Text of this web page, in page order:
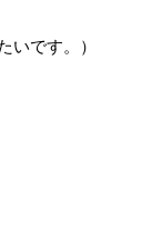
いです。）